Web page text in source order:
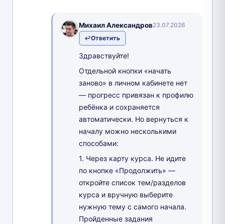
Михаил Александров23.07.2026
Ответить
Здравствуйте!
Отдельной кнопки «начать
заново» в личном кабинете нет
— прогресс привязан к профилю
ребёнка и сохраняется
автоматически. Но вернуться к
началу можно несколькими
способами:
1. Через карту курса. Не идите
по кнопке «Продолжить» —
откройте список тем/разделов
курса и вручную выберите
нужную тему с самого начала.
Пройденные задания